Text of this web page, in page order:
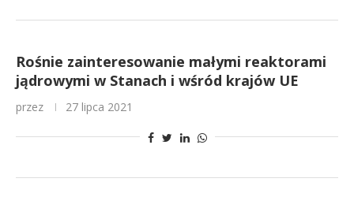
Rośnie zainteresowanie małymi reaktorami
jądrowymi w Stanach i wśród krajów UE
przez 27 lipca 2021